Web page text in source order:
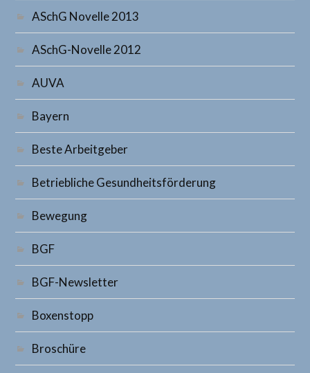
ASchG Novelle 2013
ASchG-Novelle 2012
AUVA
Bayern
Beste Arbeitgeber
Betriebliche Gesundheitsförderung
Bewegung
BGF
BGF-Newsletter
Boxenstopp
Broschüre